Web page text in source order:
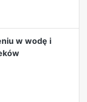
w wodę i